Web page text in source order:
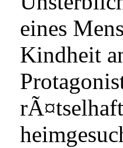
eines
Kindheit